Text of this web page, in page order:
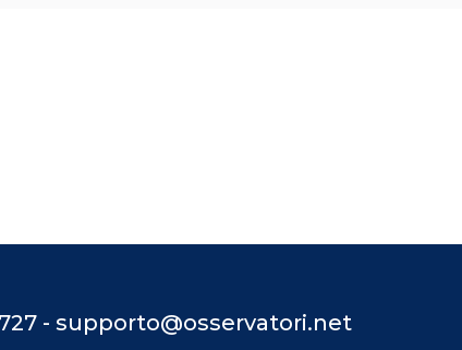
- supporto@osservatori.net